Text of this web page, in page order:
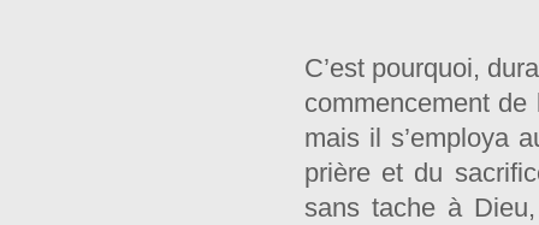
C’est pourquoi,
commencement
mais il s’employa
prière et du
sans tache à